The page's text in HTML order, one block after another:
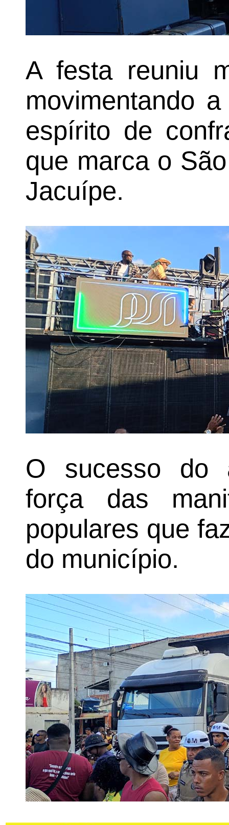
A festa reuniu
movimentando
espírito de
que marca o
Jacuípe.
O sucesso do
força das
populares que
do município.